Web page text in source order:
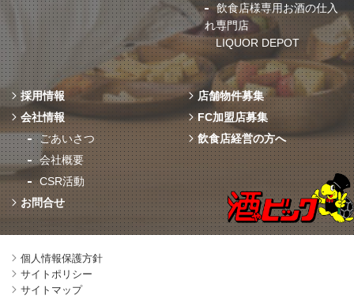
飲食店様専用お酒の仕入
れ専門店
LIQUOR DEPOT
採用情報
会社情報
ごあいさつ
会社概要
CSR活動
お問合せ
店舗物件募集
FC加盟店募集
飲食店経営の方へ
個人情報保護方針
サイトポリシー
サイトマップ